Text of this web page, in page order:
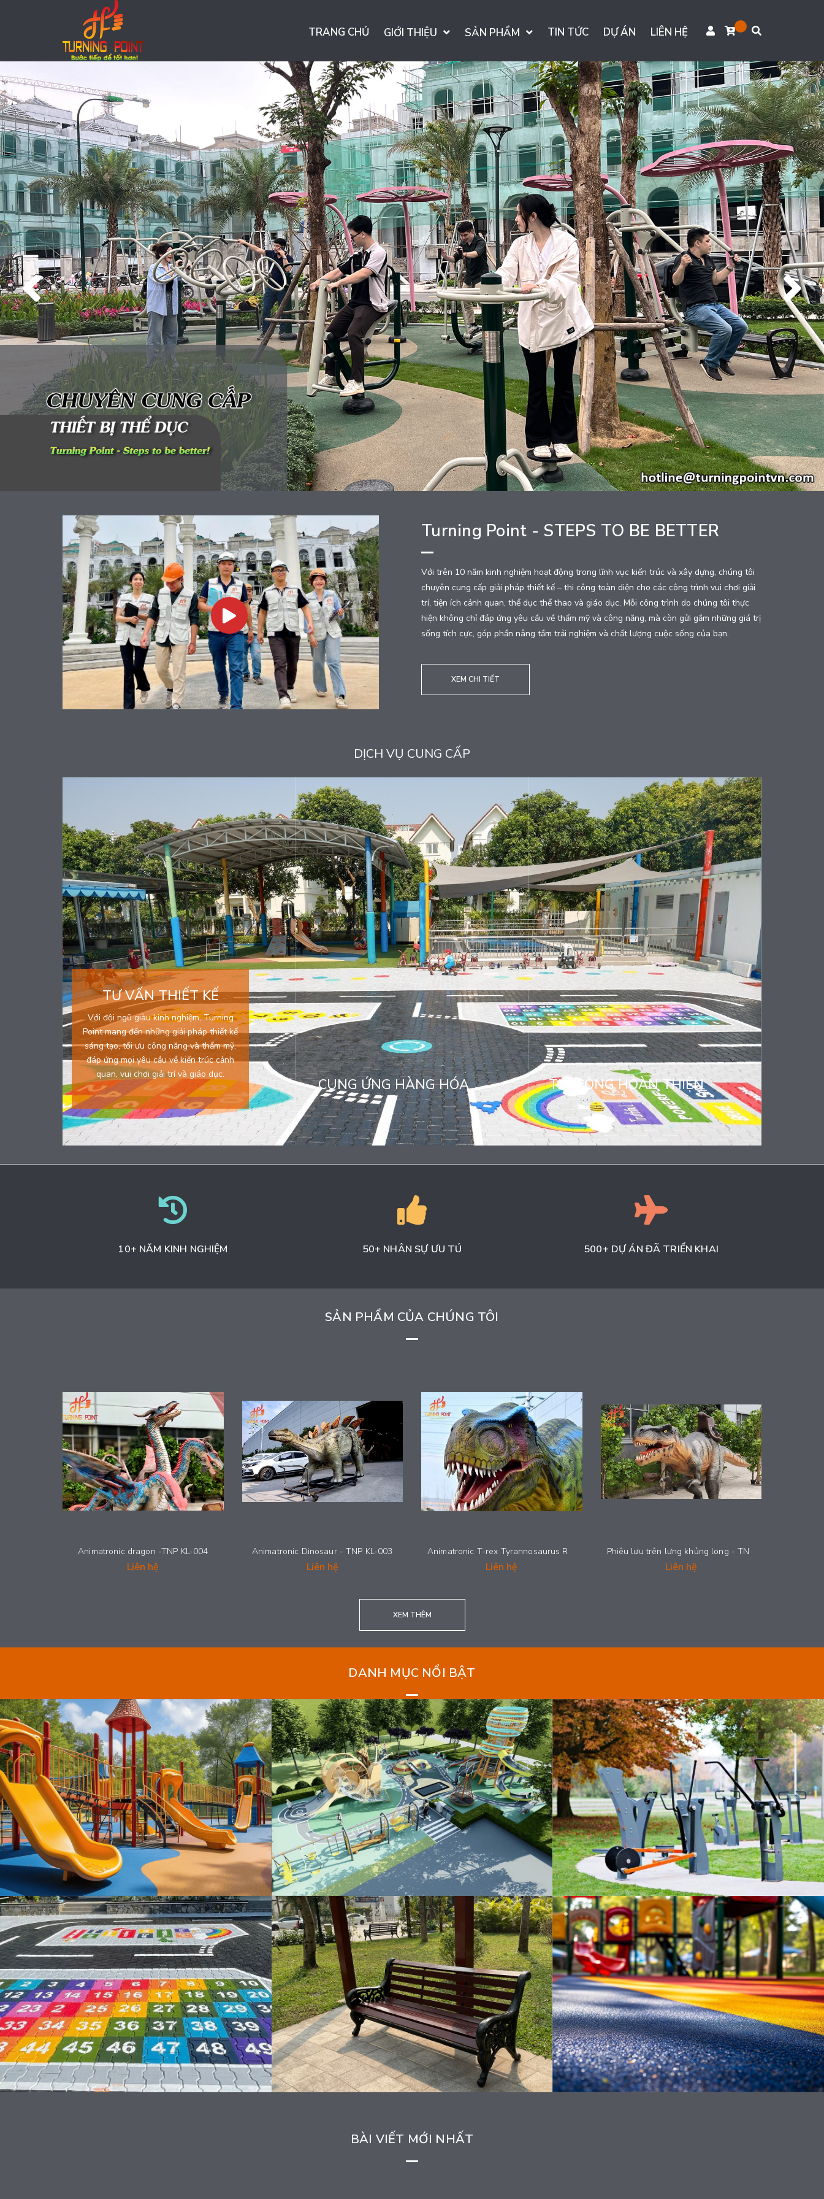
TRANG CHỦ GIỚI THIỆU SẢN PHẨM TIN TỨC DỰ ÁN LIÊN HỆ
Turning Point - STEPS TO BE BETTER
Với trên 10 năm kinh nghiệm hoạt động trong lĩnh vục kiến trúc và xây dựng, chúng tôi
chuyên cung cấp giải pháp thiết kế – thi công toàn diện cho các công trình vui chơi giải
trí, tiện ích cảnh quan, thể dục thể thao và giáo dục. Mỗi công trình do chúng tôi thực
hiện không chỉ đáp ứng yêu cầu về thẩm mỹ và công năng, mà còn gửi gắm những giá trị
sống tích cực, góp phần nâng tầm trải nghiệm và chất lượng cuộc sống của bạn.
XEM CHI TIẾT
DỊCH VỤ CUNG CẤP
TƯ VẤN THIẾT KẾ
Với đội ngũ giàu kinh nghiệm, Turning
Point mang đến những giải pháp thiết kế
sáng tạo, tối ưu công năng và thẩm mỹ,
đáp ứng mọi yêu cầu về kiến trúc cảnh
quan, vui chơi giải trí và giáo dục.
CUNG ỨNG HÀNG HÓA
Cam kết chất lượng từ khâu lựa chọn
nguyên vật liệu đến quy trình sản xuất,
Turning Point cung cấp các giải pháp bền
vững, đảm bảo an toàn và phù hợp với
từng công trình.
THI CÔNG HOÀN THIỆN
Sở hữu đội ngũ kỹ thuật lành nghề, chúng
tôi thi công chính xác theo thiết kế, đảm
bảo tiến độ, chất lượng và tính thẩm mỹ,
mang đến không gian hoàn thiện như
mong đợi.
10+ NĂM KINH NGHIỆM 50+ NHÂN SỰ ƯU TÚ 500+ DỰ ÁN ĐÃ TRIỂN KHAI
SẢN PHẨM CỦA CHÚNG TÔI
Animatronic dragon -TNP KL-004
Liên hệ
Animatronic Dinosaur - TNP KL-003
Liên hệ
Animatronic T-rex Tyrannosaurus Rex - TNP KL-002
Liên hệ
Phiêu lưu trên lưng khủng long - TNP KL-001
Liên hệ
XEM THÊM
DANH MỤC NỔI BẬT
BÀI VIẾT MỚI NHẤT